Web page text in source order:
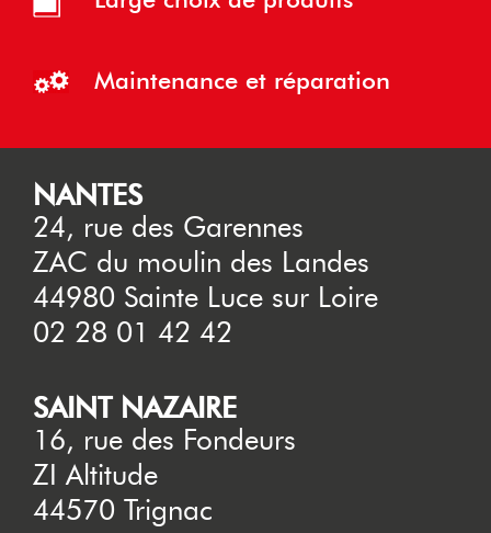
Maintenance et réparation
NANTES
24, rue des Garennes
ZAC du moulin des Landes
44980 Sainte Luce sur Loire
02 28 01 42 42
SAINT NAZAIRE
16, rue des Fondeurs
ZI Altitude
44570 Trignac